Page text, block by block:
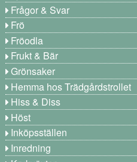
Frågor & Svar
Frö
Fröodla
Frukt & Bär
Grönsaker
Hemma hos Trädgårdstrollet
Hiss & Diss
Höst
Inköpsställen
Inredning